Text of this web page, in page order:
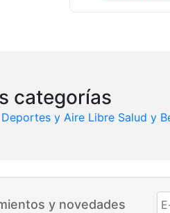
categorías
Deportes y Aire Libre Salud y
y novedades